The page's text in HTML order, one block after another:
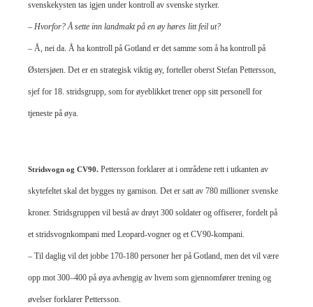
svenskekysten tas igjen under kontroll av svenske styrker.
– Hvorfor? Å sette inn landmakt på en øy høres litt feil ut?
– Å, nei da. Å ha kontroll på Gotland er det samme som å ha kontroll på
Østersjøen. Det eren strategisk viktig øy, forteller oberst Stefan Pettersson,
sjef for 18. stridsgrupp, som for øyeblikket trener opp sitt personell for
tjeneste på øya.
Stridsvogn og CV90. Pettersson forklarer at i områdene rett i utkanten av
skytefeltet skal det bygges ny garnison. Det er satt av 780 millioner svenske
kroner. Stridsgruppen vil bestå av drøyt 300 soldater og offiserer, fordelt på
et stridsvognkompani med Leopard-vogner og et CV90-kompani.
– Til daglig vil det jobbe 170-180 personer her på Gotland, men det vil være
opp mot 300–400 på øya avhengig av hvem som gjennomfører trening og
øvelser forklarer Pettersson.